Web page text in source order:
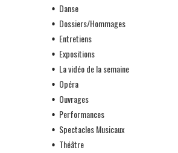
Danse
Dossiers/Hommages
Entretiens
Expositions
La vidéo de la semaine
Opéra
Ouvrages
Performances
Spectacles Musicaux
Théâtre